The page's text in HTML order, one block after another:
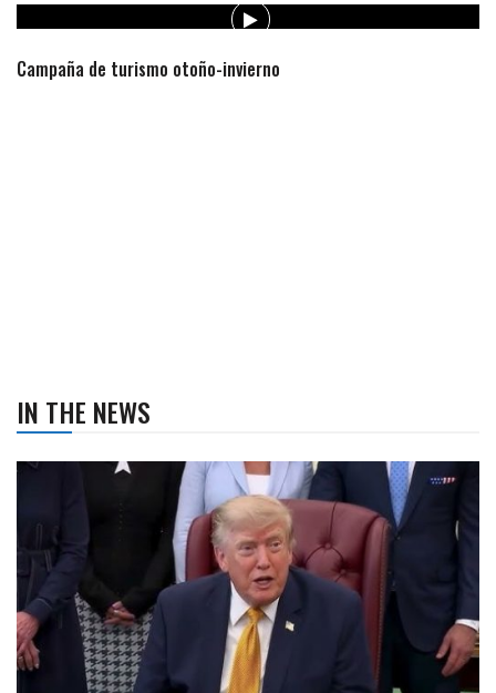
Campaña de turismo otoño-invierno
IN THE NEWS